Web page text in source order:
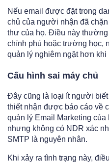
Nếu email được đặt trong
chủ của người nhận đã
thư của họ. Điều này
chính phủ hoặc trường học,
quản lý nghiêm ngặt hơn khi
Cấu hình sai máy chủ
Đây cũng là loại ít người
thiết nhận được báo cáo về
quản lý Email Marketing
nhưng không có NDR xác
SMTP là nguyên nhân.
Khi xảy ra tình trạng này,